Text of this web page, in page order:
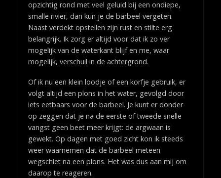
opzichtig rond met veel geluid bij een ondiepe,
smalle rivier, dan kun je de barbeel vergeten.
Naast verdekt opstellen zijn rust en stilte erg
belangrijk. Ik zorg er altijd voor dat ik zo ver
mogelijk van de waterkant blijf en me, waar
mogelijk, verschuil in de achtergrond.
Of ik nu een klein loodje of een korfje gebruik, er
volgt altijd een plons in het water, gevolgd door
iets eetbaars voor de barbeel. Je kunt er donder
op zeggen dat je na de eerste of tweede snelle
vangst geen beet meer krijgt: de argwaan is
gewekt. Op dagen met goed zicht kon ik steeds
weer waarnemen dat de barbeel meteen
wegschiet na een plons. Het was dus aan mij om
daarop te reageren.